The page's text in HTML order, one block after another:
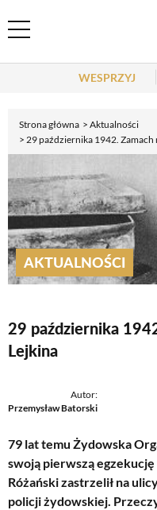
Header Menu
WESPRZYJ
Strona główna
Aktualności
29 października 1942. Zamach
AKTUALNOŚCI
29 października
Lejkina
Autor:
Przemysław Batorski
79 lat temu Żydowska
swoją pierwszą
Różański zastrzelił na
policji żydowskiej.